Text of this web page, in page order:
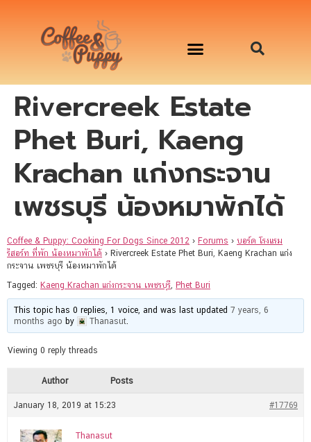
Rivercreek Estate
Phet Buri, Kaeng
Krachan แก่งกระจาน
เพชรบุรี น้องหมาพักได้
Coffee & Puppy: Cooking For Dogs Since 2012 › Forums › บอร์ด โรงแรม
รีสอร์ท ที่พัก น้องหมาพักได้ › Rivercreek Estate Phet Buri, Kaeng Krachan แก่ง
กระจาน เพชรบุรี น้องหมาพักได้
Tagged: Kaeng Krachan แก่งกระจาน เพชรบุรี Phet Buri
This topic has 0 replies, 1 voice, and was last updated7 years, 6
months ago by Thanasut
Viewing 0 reply threads
Author Posts
January 18, 2019 at 15:23 #17769
Thanasut